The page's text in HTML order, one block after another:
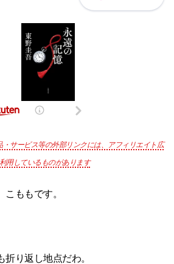
・サービス等の外部リンクには、アフィリエイト広
用しているものがあります
ももです。
り返し地点だわ。